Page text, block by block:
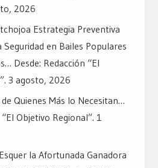
2026
Estrategia Preventiva
en Bailes Populares
Desde: Redacción “El
3 agosto, 2026
Quienes Más lo Necesitan…
Objetivo Regional”. 1
la Afortunada Ganadora